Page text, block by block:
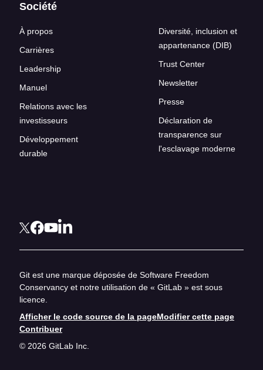
Société
À propos
Carrières
Leadership
Manuel
Relations avec les
investisseurs
Développement
durable
Diversité, inclusion et
appartenance (DIB)
Trust Center
Newsletter
Presse
Déclaration de
transparence sur
l'esclavage moderne
Git est une marque déposée de Software Freedom
Conservancy et notre utilisation de « GitLab » est sous
licence.
Afficher le code source de la pageModifier cette page
Contribuer
© 2026 GitLab Inc.